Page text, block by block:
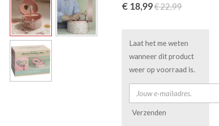
€ 18,99€ 22,99
Laat het me weten
wanneer dit product
weer op voorraad is.
Verzenden